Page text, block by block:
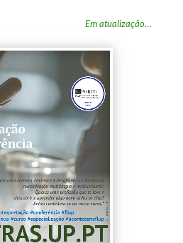
Em atualização…